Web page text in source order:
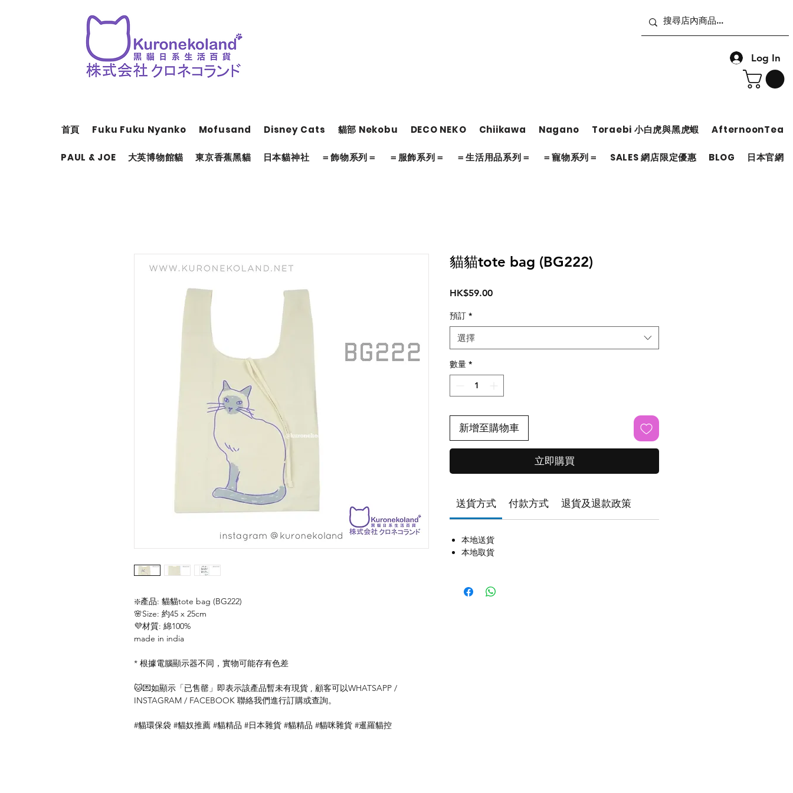
Log In
首頁 Fuku Fuku Nyanko Mofusand Disney Cats 貓部 Nekobu DECO NEKO Chiikawa Nagano Toraebi 小白虎與黑虎蝦 AfternoonTea
PAUL & JOE 大英博物館貓 東京香蕉黑貓 日本貓神社 ＝飾物系列＝ ＝服飾系列＝ ＝生活用品系列＝ ＝寵物系列＝ SALES 網店限定優惠 BLOG 日本官網
❇️產品: 貓貓tote bag (BG222)
🌸Size: 約45 x 25cm
💜材質: 綿100%
made in india
* 根據電腦顯示器不同，實物可能存有色差
🐱💌如顯示「已售罄」即表示該產品暫未有現貨 , 顧客可以WHATSAPP /
INSTAGRAM / FACEBOOK 聯絡我們進行訂購或查詢。
#貓環保袋 #貓奴推薦 #貓精品 #日本雜貨 #貓精品 #貓咪雜貨 #暹羅貓控
貓貓tote bag (BG222)
HK$59.00價
預訂 *
選擇
數量 *
新增至購物車
立即購買
送貨方式 付款方式 退貨及退款政策
本地送貨
本地取貨